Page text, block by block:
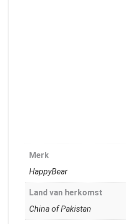
Merk
HappyBear
Land van herkomst
China of Pakistan